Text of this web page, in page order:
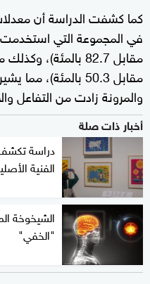
كما كشفت الدراسة أن
مقابل 50.3
والمرونة زادت من التفاعل
أخبار ذات صلة
دراسة
الفنية
الشيخوخة
"الخفي"